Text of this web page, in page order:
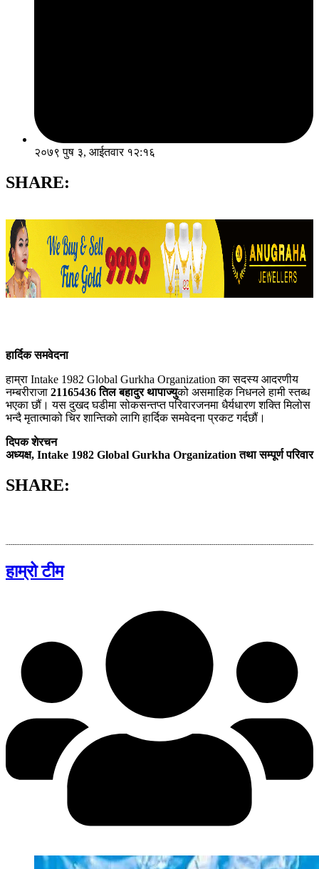
२०७९ पुष ३, आईतवार १२:१६
SHARE:
हार्दिक समवेदना
हाम्रा Intake 1982 Global Gurkha Organization का सदस्य आदरणीय
नम्बरीराजा 21165436 तिल बहादुर थापाज्युको असमाहिक निधनले हामी स्तब्ध
भएका छौं। यस दुखद घडीमा सोकसन्तप्त परिवारजनमा धैर्यधारण शक्ति मिलोस
भन्दै मृतात्माको चिर शान्तिको लागि हार्दिक समवेदना प्रकट गर्दछौं।
दिपक शेरचन
अध्यक्ष, Intake 1982 Global Gurkha Organization तथा सम्पूर्ण परिवार
SHARE:
हाम्रो टीम